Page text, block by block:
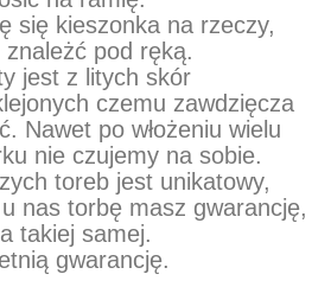
się kieszonka na rzeczy,
pod ręką.
jest z litych skór
czemu zawdzięcza
Nawet po włożeniu wielu
nie czujemy na sobie.
toreb jest unikatowy,
nas torbę masz gwarancję,
takiej samej.
gwarancję.